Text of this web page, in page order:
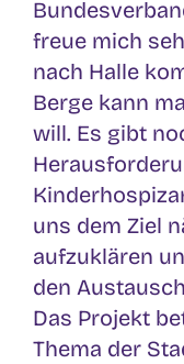
freue mich
nach Halle
Berge kann
will. Es gibt
uns dem Ziel
aufzuklären
den
Das Projekt
Thema der